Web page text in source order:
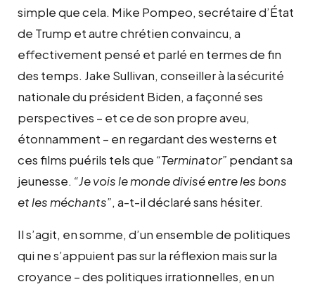
simple que cela. Mike Pompeo, secrétaire d’État
de Trump et autre chrétien convaincu, a
effectivement pensé et parlé en termes de fin
des temps. Jake Sullivan, conseiller à la sécurité
nationale du président Biden, a façonné ses
perspectives – et ce de son propre aveu,
étonnamment – en regardant des westerns et
ces films puérils tels que “Terminator” pendant sa
jeunesse. “Je vois le monde divisé entre les bons
et les méchants”, a-t-il déclaré sans hésiter.
Il s’agit, en somme, d’un ensemble de politiques
qui ne s’appuient pas sur la réflexion mais sur la
croyance – des politiques irrationnelles, en un